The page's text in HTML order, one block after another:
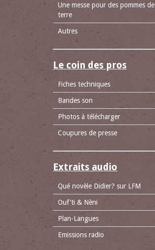
Une messe pour des pommes de
terre
Autres
Le coin des pros
Fiches techniques
Bandes son
Photos à télécharger
Coupures de presse
Extraits audio
Qué novèle Didier? sur LFM
Ouf'ti & Nèni
Plan-Langues
Emissions radio